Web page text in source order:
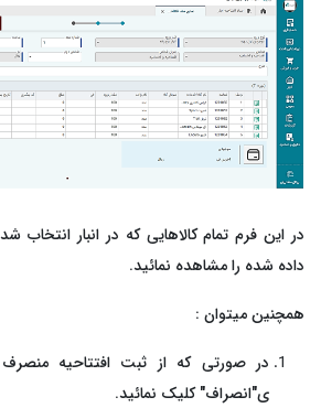
در این فرم تمام کالاهایی که در انبار انتخاب
داده شده را مشاهده نمائید.
همچنین میتوان :
در صورتی که از ثبت افتتاحیه
ی"انصراف" کلیک نمائید.